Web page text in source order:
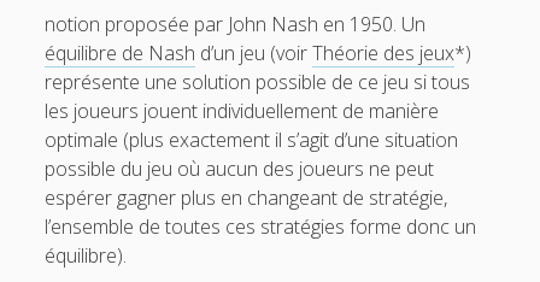
p
e
n
m
e
n
u
3. L’IA à l’oeuvre
o
p
e
n
e
n
4. Interfaces entre IA et d’autres disciplines
o
p
e
n
m
n
u
5. Questions autour de l’IA
o
p
e
n
m
e
Pour conclure
Glossaire
Quelques références
b
a
r
Creative Commons Attribution-NonCommercial-
NoDerivatives 4.0 International
License.
notion proposée par John Nash en 1950. Un
équilibre de Nash d’un jeu (voirThéorie des jeux*)
représente une solution possible de ce jeu si tous
les joueurs jouent individuellement de manière
optimale (plus exactement il s’agit d’une situation
possible du jeu où aucun des joueurs ne peut
espérer gagner plus en changeant de stratégie,
l’ensemble de toutes ces stratégies forme donc un
équilibre).